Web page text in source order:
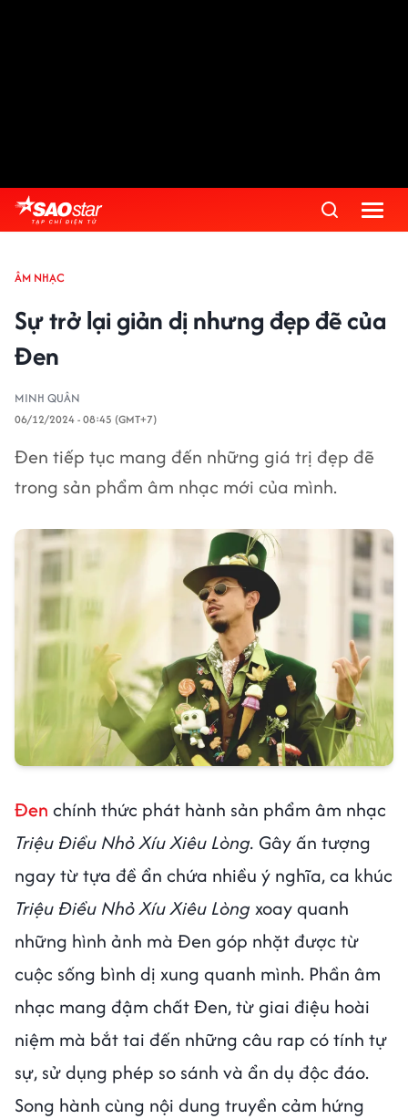
ÂM NHẠC
Sự trở lại giản dị nhưng đẹp đẽ của
Đen
MINH QUÂN
06/12/2024 - 08:45 (GMT+7)
Đen tiếp tục mang đến những giá trị đẹp đẽ
trong sản phẩm âm nhạc mới của mình.
Đen chính thức phát hành sản phẩm âm nhạc
Triệu Điều Nhỏ Xíu Xiêu Lòng. Gây ấn tượng
ngay từ tựa đề ẩn chứa nhiều ý nghĩa, ca khúc
Triệu Điều Nhỏ Xíu Xiêu Lòngxoay quanh
những hình ảnh mà Đen góp nhặt được từ
cuộc sống bình dị xung quanh mình. Phần âm
nhạc mang đậm chất Đen, từ giai điệu hoài
niệm mà bắt tai đến những câu rap có tính tự
sự, sử dụng phép so sánh và ẩn dụ độc đáo.
Song hành cùng nội dung truyền cảm hứng